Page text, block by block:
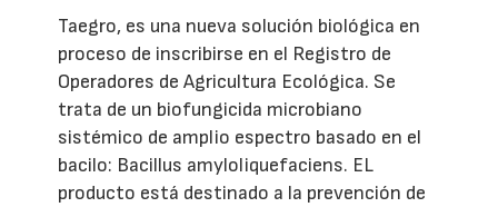
Taegro, es una nueva solución biológica en
proceso de inscribirse en el Registro de
Operadores de Agricultura Ecológica. Se
trata de un biofungicida microbiano
sistémico de amplio espectro basado en el
bacilo: Bacillus amyloliquefaciens. EL
producto está destinado a la prevención de